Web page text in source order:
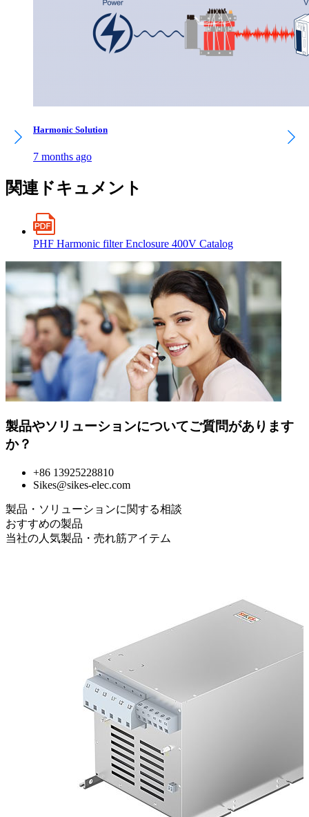
Harmonic Solution
7 months ago
関連ドキュメント
PHF Harmonic filter Enclosure 400V Catalog
製品やソリューションについてご質問があります
か？
+86 13925228810
Sikes@sikes-elec.com
製品・ソリューションに関する相談
おすすめの製品
当社の人気製品・売れ筋アイテム